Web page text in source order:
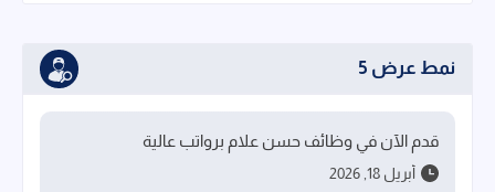
نمط عرض 5
قدم الآن في وظائف حسن علام برواتب عالية
أبريل 18, 2026